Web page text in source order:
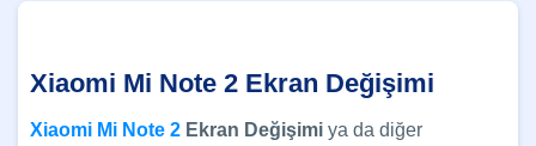
Xiaomi Mi Note 2 Ekran Değişimi
Xiaomi Mi Note 2 Ekran Değişimi ya da diğer